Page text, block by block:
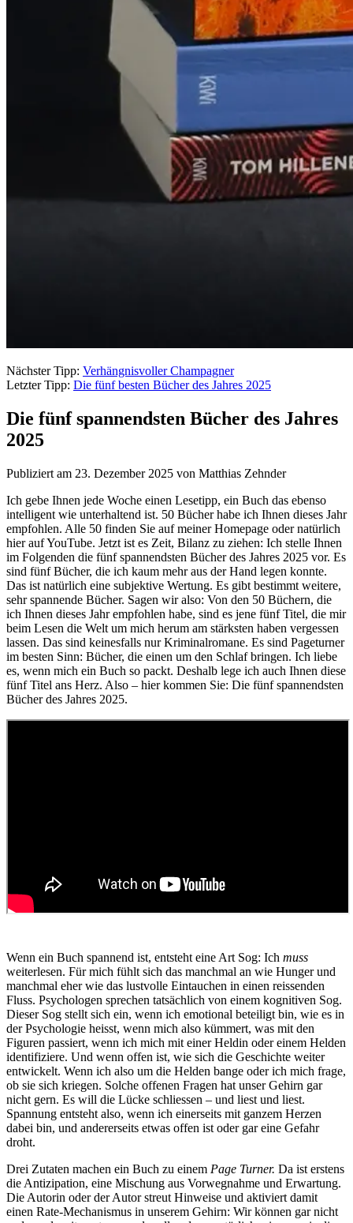
Nächster Tipp: Verhängnisvoller Champagner
Letzter Tipp: Die fünf besten Bücher des Jahres 2025
Die fünf spannendsten Bücher des Jahres
2025
Publiziert am 23. Dezember 2025 von Matthias Zehnder
Ich gebe Ihnen jede Woche einen Lesetipp, ein Buch das ebenso
intelligent wie unterhaltend ist. 50 Bücher habe ich Ihnen dieses Jahr
empfohlen. Alle 50 finden Sie auf meiner Homepage oder natürlich
hier auf YouTube. Jetzt ist es Zeit, Bilanz zu ziehen: Ich stelle Ihnen
im Folgenden die fünf spannendsten Bücher des Jahres 2025 vor. Es
sind fünf Bücher, die ich kaum mehr aus der Hand legen konnte.
Das ist natürlich eine subjektive Wertung. Es gibt bestimmt weitere,
sehr spannende Bücher. Sagen wir also: Von den 50 Büchern, die
ich Ihnen dieses Jahr empfohlen habe, sind es jene fünf Titel, die mir
beim Lesen die Welt um mich herum am stärksten haben vergessen
lassen. Das sind keinesfalls nur Kriminalromane. Es sind Pageturner
im besten Sinn: Bücher, die einen um den Schlaf bringen. Ich liebe
es, wenn mich ein Buch so packt. Deshalb lege ich auch Ihnen diese
fünf Titel ans Herz. Also – hier kommen Sie: Die fünf spannendsten
Bücher des Jahres 2025.
Wenn ein Buch spannend ist, entsteht eine Art Sog: Ich muss
weiterlesen. Für mich fühlt sich das manchmal an wie Hunger und
manchmal eher wie das lustvolle Eintauchen in einen reissenden
Fluss. Psychologen sprechen tatsächlich von einem kognitiven Sog.
Dieser Sog stellt sich ein, wenn ich emotional beteiligt bin, wie es in
der Psychologie heisst, wenn mich also kümmert, was mit den
Figuren passiert, wenn ich mich mit einer Heldin oder einem Helden
identifiziere. Und wenn offen ist, wie sich die Geschichte weiter
entwickelt. Wenn ich also um die Helden bange oder ich mich frage,
ob sie sich kriegen. Solche offenen Fragen hat unser Gehirn gar
nicht gern. Es will die Lücke schliessen – und liest und liest.
Spannung entsteht also, wenn ich einerseits mit ganzem Herzen
dabei bin, und andererseits etwas offen ist oder gar eine Gefahr
droht.
Drei Zutaten machen ein Buch zu einem Page Turner. Da ist erstens
die Antizipation, eine Mischung aus Vorwegnahme und Erwartung.
Die Autorin oder der Autor streut Hinweise und aktiviert damit
einen Rate-Mechanismus in unserem Gehirn: Wir können gar nicht